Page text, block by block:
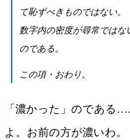
て恥ずべきものではない。
数字内の密度が尋常ではな
のである。
この項・おわり。
「濃かった」のである
よ。お前の方が濃いわ。